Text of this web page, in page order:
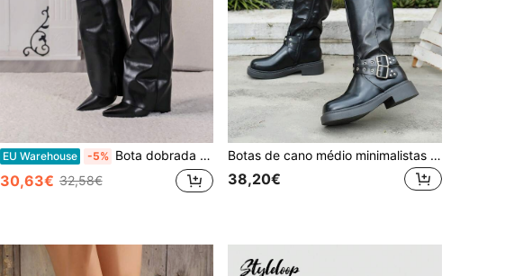
EU Warehouse -5% Bota dobrada com tira e enfeite para o clima de férias e sapatos de verão Sapatos de primavera Férias de primavera Páscoa
30,63€ 32,58€
Botas de cano médio minimalistas da nova moda, design com decoração de fivela metálica e tira, macias e confortáveis para todas as estações, botas versáteis de cor lisa, leves e antiderrapantes para exterior, adequadas para festivais de música, viagens de férias e estilo fashion
38,20€